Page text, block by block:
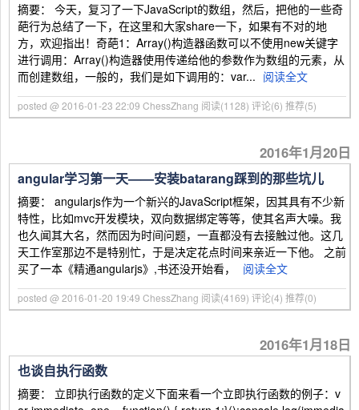
摘要： 今天，复习了一下JavaScript的数组，然后，把他的一些奇
葩行为总结了一下，在这里和大家share一下，如果有不对的地
方，欢迎指出！奇葩1：Array()构造器函数可以不使用new关键字
进行调用：Array()构造器使用传递给他的参数作为数组的元素，从
而创建数组，一般的，我们是如下调用的：var... 阅读全文
posted @ 2016-01-23 22:09 ChessZhang 阅读(1128) 评论(6) 推荐(5)
2016年1月20日
angular学习第一天——安装batarang踩到的那些坑儿
摘要： angularjs作为一个新兴的JavaScript框架，因其具有不少新
特性，比如mvc开发模块，双向数据绑定等等，使其名声大噪。我
也久闻其大名，然而因为时间问题，一直都没有去接触过他。这几
天工作室那边不是特别忙，于是决定花点时间来亲近一下他。 之前
买了一本《精通angularjs》,书还没开始看，
阅读全文
posted @ 2016-01-20 19:49 ChessZhang 阅读(4169) 评论(4) 推荐(0)
2016年1月18日
也谈自执行函数
摘要： 立即执行函数的定义下面来看一个立即执行函数的例子：v